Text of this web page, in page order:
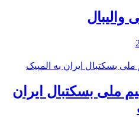
والیبال
ملی بسکتبال ایران